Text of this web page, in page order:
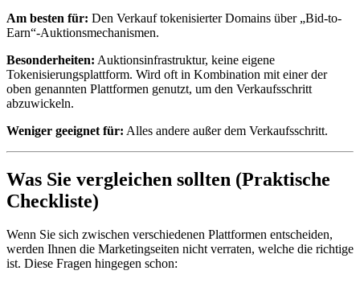
Am besten für: Den Verkauf tokenisierter Domains über „Bid-to-
Earn“-Auktionsmechanismen.
Besonderheiten: Auktionsinfrastruktur, keine eigene
Tokenisierungsplattform. Wird oft in Kombination mit einer der
oben genannten Plattformen genutzt, um den Verkaufsschritt
abzuwickeln.
Weniger geeignet für: Alles andere außer dem Verkaufsschritt.
Was Sie vergleichen sollten (Praktische
Checkliste)
Wenn Sie sich zwischen verschiedenen Plattformen entscheiden,
werden Ihnen die Marketingseiten nicht verraten, welche die richtige
ist. Diese Fragen hingegen schon: